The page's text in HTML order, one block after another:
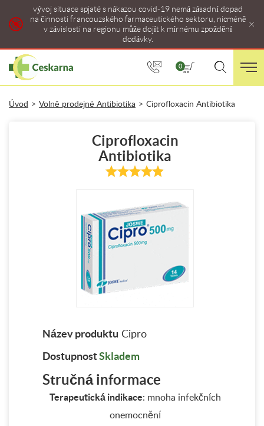
vývoj situace spjaté s nákazou covid-19 nemá zásadní dopad
na činnosti francouzského farmaceutického sektoru, nicméně
v závislosti na regionu může dojít k mírnému zpoždění
dodávky.
0
Úvod > Volně prodejné Antibiotika > Ciprofloxacin Antibiotika
Ciprofloxacin
Antibiotika
Název produktu Cipro
DostupnostSkladem
Stručná informace
Terapeutická indikace: mnoha infekčních
onemocnění